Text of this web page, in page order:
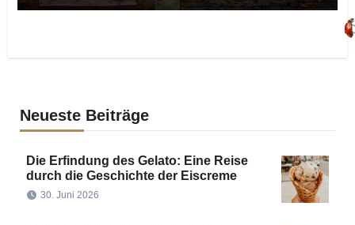
Neueste Beiträge
Die Erfindung des Gelato: Eine Reise
durch die Geschichte der Eiscreme
30. Juni 2026